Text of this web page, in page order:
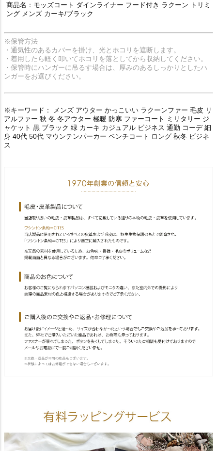
商品名：モッズコート ダインライナー フード付き ラクーン トリミ
ング メンズ カーキ/ブラック
※保管方法
・通気性のあるカバーを掛け、光とホコリを遮断します。
・着用したら軽く叩いてホコリを落としてから収納してください。
・保管時にハンガーに吊るす場合は、厚みのあるしっかりとしたハ
ンガーをお選びください。
※キーワード： メンズ アウター かっこいい ラクーンファー 毛皮 リ
アルファー 秋 冬 冬アウター 極暖 防寒 ファーコート ミリタリー ジ
ャケット 黒 ブラック 緑 カーキ カジュアル ビジネス 通勤 コーデ 細
身 40代 50代 マウンテンパーカー ベンチコート ロング 秋冬 ビジネ
ス